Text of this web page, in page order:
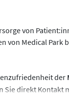
von
von Medical Park
der
Sie direkt Kontakt